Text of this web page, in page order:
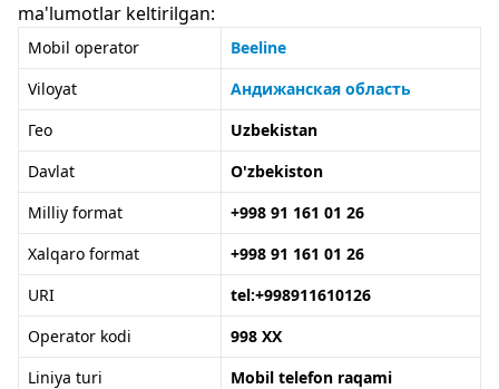
ma'lumotlar keltirilgan:
Mobil operator
Beeline
Viloyat
Андижанская область
Гео
Uzbekistan
Davlat
O'zbekiston
Milliy format
+998 91 161 01 26
Xalqaro format
+998 91 161 01 26
URI
tel:+998911610126
Operator kodi
998 XX
Liniya turi
Mobil telefon raqami